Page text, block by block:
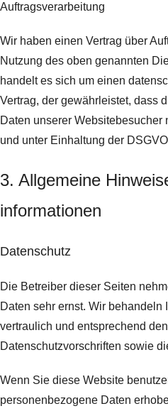
Auftragsverarbeitung
Wir haben einen Vertrag über
Nutzung des oben genannten
handelt es sich um einen
Vertrag, der gewährleistet, dass
Daten unserer
und unter Einhaltung der
3. Allgemeine
informationen
Datenschutz
Die Betreiber dieser Seiten
Daten sehr ernst. Wir
vertraulich und entsprechend
Datenschutzvorschriften sowie
Wenn Sie diese Website
personenbezogene Daten